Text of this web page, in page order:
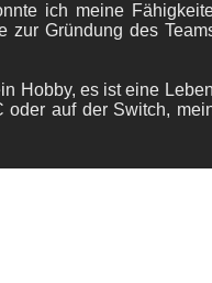
ich meine
zur Gründung des
Hobby, es ist eine
oder auf der Switch,